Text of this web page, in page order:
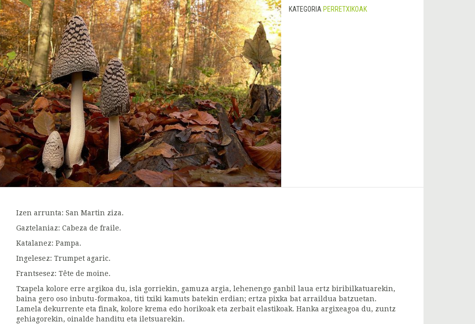
KATEGORIA PERRETXIKOAK
Izen arrunta: San Martin ziza.
Gaztelaniaz: Cabeza de fraile.
Katalanez: Pampa.
Ingelesez: Trumpet agaric.
Frantsesez: Tête de moine.
Txapela kolore erre argikoa du, isla gorriekin, gamuza argia, lehenengo ganbil laua ertz biribilkatuarekin,
baina gero oso inbutu-formakoa, titi txiki kamuts batekin erdian; ertza pixka bat arraildua batzuetan.
Lamela dekurrente eta finak, kolore krema edo horikoak eta zerbait elastikoak. Hanka argixeagoa du, zuntz
gehiagorekin, oinalde handitu eta iletsuarekin.